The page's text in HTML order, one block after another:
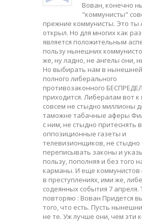
Вован, конечно
"коммунисты"
прежние коммунисты. Это ты
открыл. Но для многих как
является положительным
пользу нынешних
же, ну ладно, не ангелы они,
Но выбирать нам в
полного либерального
противозаконного
приходится. Либералам вот
совсем не стыдно миллионы
таможне табачные аферы
с ним, не стыдно притеснять
оппозиционные газеты и
телевизионщиков, не стыдно
переписывать законы и
пользу, пополняя и без того
карманы. И еще коммунистов
в преступлениях, ими же,
содеянных события 7 апреля.
повторяю : Вован Придется
того, что есть. Пусть
не те. Уж лучше они, чем эти